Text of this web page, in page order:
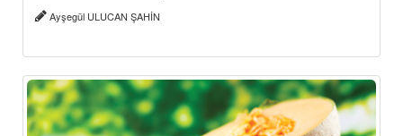
Ayşegül ULUCAN ŞAHİN